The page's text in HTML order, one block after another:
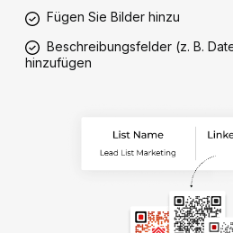
Fügen Sie Bilder hinzu
Beschreibungsfelder (z. B.
hinzufügen